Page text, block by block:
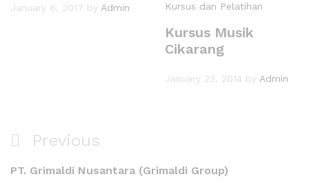
January 6, 2017 by Admin
Kursus dan Pelatihan
Kursus Musik
Cikarang
January 23, 2014 by Admin
Previous
PT. Grimaldi Nusantara (Grimaldi Group)